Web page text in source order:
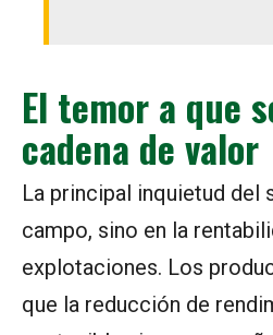
El temor a que
cadena de valor
La principal inquietud del
campo, sino en la
explotaciones. Los
que la reducción de